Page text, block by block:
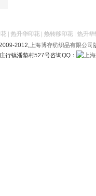
热升华印花 热转移印花
热升华
2012,上海博存纺织品有限公司
行镇潘垫村527号咨询QQ：